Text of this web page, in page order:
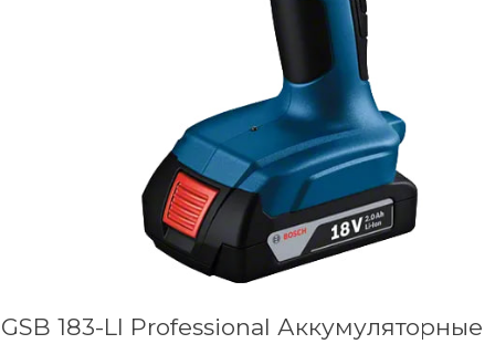
GSB 183-LI Professional Аккумуляторные